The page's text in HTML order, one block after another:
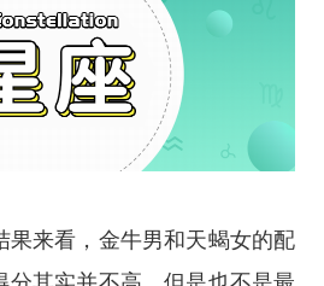
果来看，金牛男和天蝎女的配